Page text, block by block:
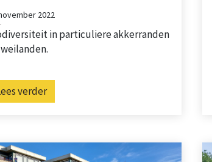
2022
in particuliere akkerranden
verder